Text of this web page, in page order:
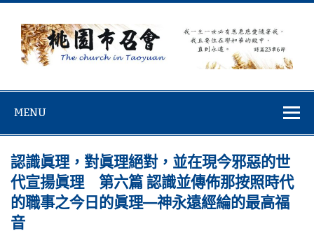
Skip
content
MENU
認識眞理，對眞理絕對，並在現今邪惡的世
代宣揚眞理 第六篇 認識並傳佈那按照時代
的職事之今日的眞理—神永遠經綸的最高福
音